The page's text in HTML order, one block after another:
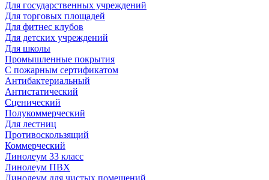
Для государственных учреждений
Для торговых площадей
Для фитнес клубов
Для детских учреждений
Для школы
Промышленные покрытия
С пожарным сертификатом
Антибактериальный
Антистатический
Сценический
Полукоммерческий
Для лестниц
Противоскользящий
Коммерческий
Линолеум 33 класс
Линолеум ПВХ
Линолеум для чистых помещений